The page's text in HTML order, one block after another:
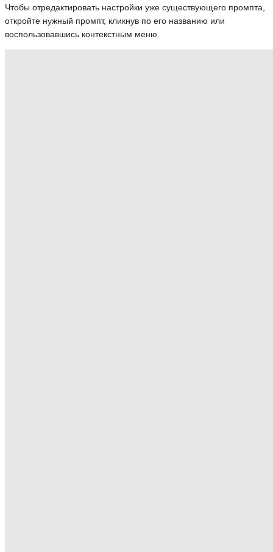
Чтобы отредактировать настройки уже существующего промпта,
откройте нужный промпт, кликнув по его названию или
воспользовавшись контекстным меню.